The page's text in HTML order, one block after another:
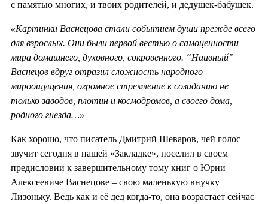
с памятью многих, и твоих родителей, и дедушек-бабушек.
«Кар­тинки Васнецова стали событием души прежде всего
для взрослых. Они были первой вестью о самоценности
мира домашнего, духовного, сокровенного. “Наивный”
Васнецов вдруг отразил сложность народного
мироощущения, огромное стремление к созиданию не
только заводов, плотин и космодромов, а своего дома,
родного гнезда…»
Как хорошо, что писатель Дмитрий Шеваров, чей голос
звучит сегодня в нашей «Закладке», поселил в своем
предисловии к завершительному тому книг о Юрии
Алексеевиче Васнецове – свою маленькую внучку
Лизоньку. Ведь как и её дед когда-то, она возрастает сейчас